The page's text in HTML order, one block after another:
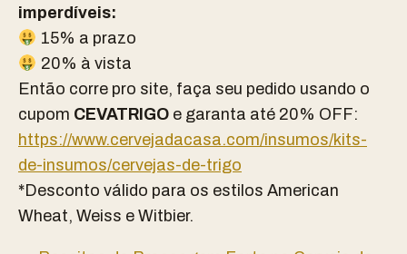
imperdíveis:
15% a prazo
20% à vista
Então corre pro site, faça seu pedido usando o
cupom CEVATRIGO e garanta até 20% OFF:
https://www.cervejadacasa.com/insumos/kits-
de-insumos/cervejas-de-trigo
*Desconto válido para os estilos American
Wheat, Weiss e Witbier.